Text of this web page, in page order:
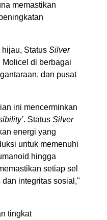
memastikan
Status Silver
di berbagai
dan pusat
ini mencerminkan
. Status Silver
energi yang
untuk memenuhi
hingga
setiap sel
integritas sosial,"
tingkat